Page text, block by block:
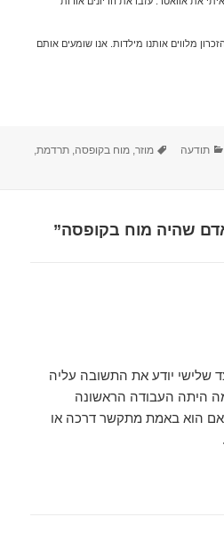
מלווים אותנו מילדות. אנו שומעים אותם
קטגוריות
תודעה תגיות
מוזר,מוח בקופסה,תרדמת,
יודע את התשובה עליה
היתה העבודה הראשונה
הוא באמת מתקשר דרכה או